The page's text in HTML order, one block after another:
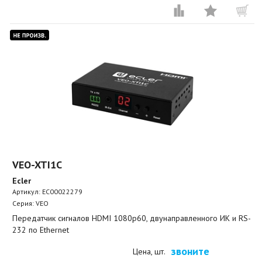
VEO-XTI1C
Ecler
Артикул: EC00022279
Серия: VEO
Передатчик сигналов HDMI 1080p60, двунаправленного ИК и RS-
232 по Ethernet
Цена, шт. звоните